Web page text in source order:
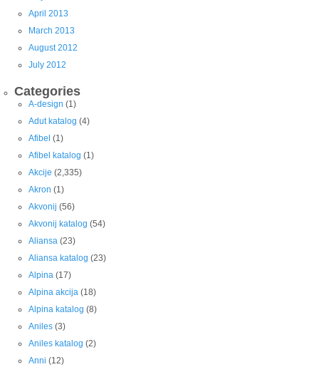
April 2013
March 2013
August 2012
July 2012
Categories
A-design (1)
Adut katalog (4)
Afibel (1)
Afibel katalog (1)
Akcije (2,335)
Akron (1)
Akvonij (56)
Akvonij katalog (54)
Aliansa (23)
Aliansa katalog (23)
Alpina (17)
Alpina akcija (18)
Alpina katalog (8)
Aniles (3)
Aniles katalog (2)
Anni (12)